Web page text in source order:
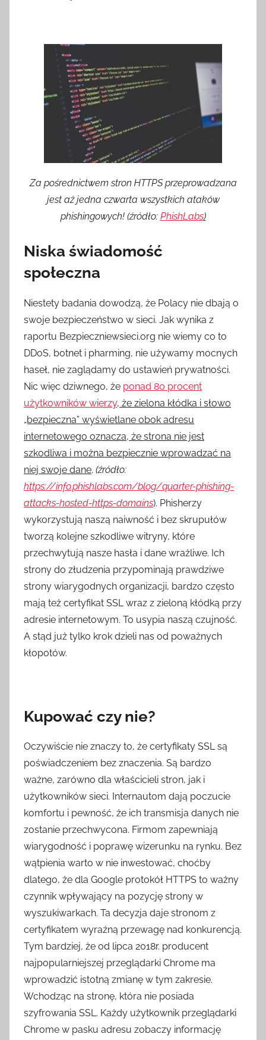
Za pośrednictwem stron HTTPS przeprowadzana
jest aż jedna czwarta wszystkich ataków
phishingowych! (źródło: PhishLabs)
Niska świadomość
społeczna
Niestety badania dowodzą, że Polacy nie dbają o
swoje bezpieczeństwo w sieci. Jak wynika z
raportu Bezpieczniewsieci.org nie wiemy co to
DDoS, botnet i pharming, nie używamy mocnych
haseł, nie zaglądamy do ustawień prywatności.
Nic więc dziwnego, że ponad 80 procent
użytkowników wierzy, że zielona kłódka i słowo
„bezpieczna” wyświetlane obok adresu
internetowego oznacza, że strona nie jest
szkodliwa i można bezpiecznie wprowadzać na
niej swoje dane. (źródło:
https://info.phishlabs.com/blog/quarter-phishing-
attacks-hosted-https-domains). Phisherzy
wykorzystują naszą naiwność i bez skrupułów
tworzą kolejne szkodliwe witryny, które
przechwytują nasze hasła i dane wrażliwe. Ich
strony do złudzenia przypominają prawdziwe
strony wiarygodnych organizacji, bardzo często
mają też certyfikat SSL wraz z zieloną kłódką przy
adresie internetowym. To usypia naszą czujność.
A stąd już tylko krok dzieli nas od poważnych
kłopotów.
Kupować czy nie?
Oczywiście nie znaczy to, że certyfikaty SSL są
poświadczeniem bez znaczenia. Są bardzo
ważne, zarówno dla właścicieli stron, jak i
użytkowników sieci. Internautom dają poczucie
komfortu i pewność, że ich transmisja danych nie
zostanie przechwycona. Firmom zapewniają
wiarygodność i poprawę wizerunku na rynku. Bez
wątpienia warto w nie inwestować, choćby
dlatego, że dla Google protokół HTTPS to ważny
czynnik wpływający na pozycję strony w
wyszukiwarkach. Ta decyzja daje stronom z
certyfikatem wyraźną przewagę nad konkurencją.
Tym bardziej, że od lipca 2018r. producent
najpopularniejszej przeglądarki Chrome ma
wprowadzić istotną zmianę w tym zakresie.
Wchodząc na stronę, która nie posiada
szyfrowania SSL. Każdy użytkownik przeglądarki
Chrome w pasku adresu zobaczy informację